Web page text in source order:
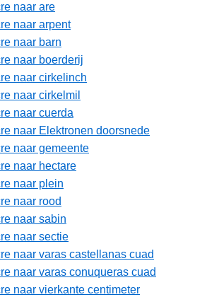
naar are
naar arpent
naar barn
naar boerderij
naar cirkelinch
naar cirkelmil
naar cuerda
naar Elektronen doorsnede
naar gemeente
naar hectare
naar plein
naar rood
naar sabin
naar sectie
naar varas castellanas cuad
naar varas conuqueras cuad
naar vierkante centimeter